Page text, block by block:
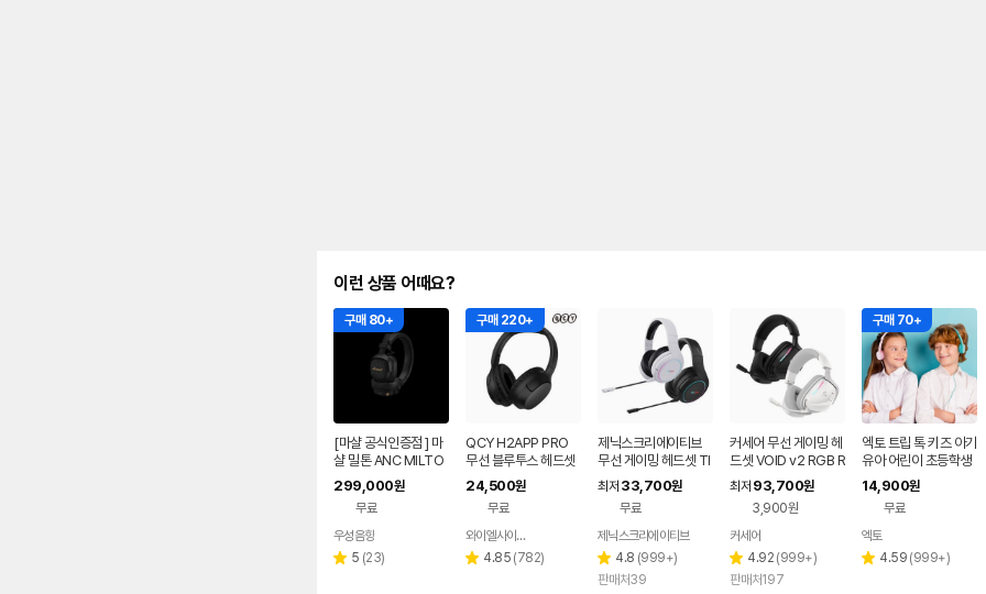
이런 상품 어때요?
구매 80+
[마샬 공식인증점 ] 마
샬 밀톤 ANC MILTO
N A.N.C 블루투스 헤
드폰 / 소비코AV 정품
299,000원
무료
페이
우성음향
별 5 리
(23)
구매 220+
QCY H2APP PRO
무선 블루투스 헤드셋
AUX 국내정식 AS 블
랙
24,500원
무료
페이
와이엘사이언스
별 4.85 리
(782)
제닉스크리에이티브
무선 게이밍 헤드셋 TI
TAN WH6 가상 7.1채
널
최저 33,700원
무료
제닉스크리에이티브
별
점
4.8 리
뷰
(999+)
판매처39
커세어 무선 게이밍 헤
드셋 VOID v2 RGB R
DA0052
최저 93,700원
3,900원
커세어
별
점
4.92 리
뷰
(999+)
판매처197
구매 70+
엑토 트립 톡 키즈 아기
유아 어린이 초등학생
청력보호 인강용 여행
용 기내용 헤드셋 헤드
14,900원
무료
엑토
별 4.59 리
(999+)